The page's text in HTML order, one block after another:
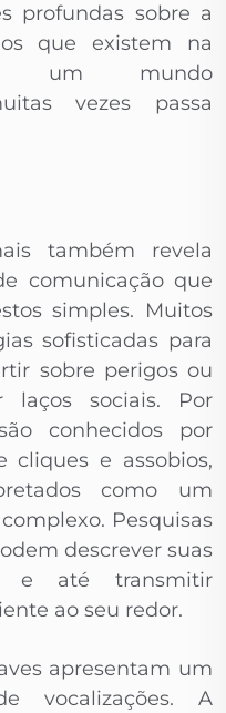
profundas sobre a
que existem na
um mundo
vezes passa
também revela
comunicação que
simples. Muitos
sofisticadas para
sobre perigos ou
laços sociais. Por
conhecidos por
e assobios,
como um
Pesquisas
descrever suas
e até transmitir
ao seu redor.
apresentam um
vocalizações. A